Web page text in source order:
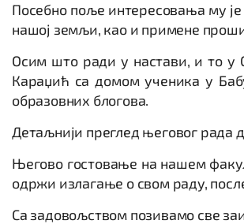
Посебно поље интересовања му је
нашој земљи, као и примене
Осим што ради у настави, и то у
Караџић са домом ученика у
образовних блогова.
Детаљнији преглед његовог
Његово гостовање на нашем
одржи излагање о свом раду,
Са задовољством позивамо све